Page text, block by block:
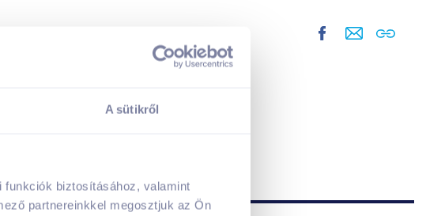
A sütikről
biztosításához, valamint
partnereinkkel megosztjuk az Ön
A kosarad jelenleg üres.